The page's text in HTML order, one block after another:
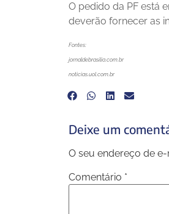
O pedido da PF está
deverão fornecer as
Fontes:
jornaldebrasilia.com.br
noticias.uol.com.br
Deixe um
O seu endereço de
Comentário *